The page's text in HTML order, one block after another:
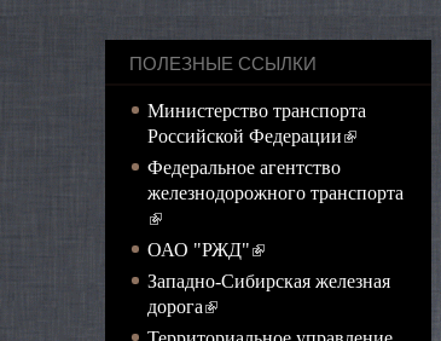
ПОЛЕЗНЫЕ ССЫЛКИ
Министерство транспорта
Российской Федерации(внешняя
Федеральное агентство
железнодорожного транспорта
(внешняя ссылка)
ОАО "РЖД"(внешняя ссылка)
Западно-Сибирская железная
дорога(внешняя ссылка)